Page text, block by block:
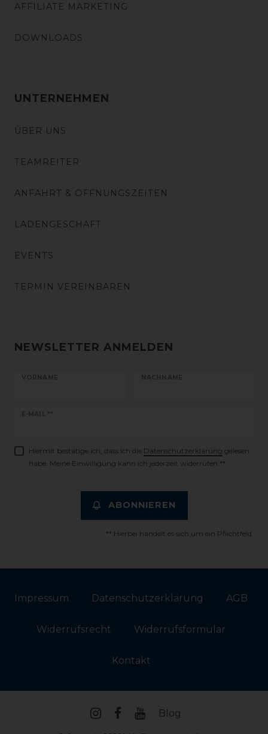
AFFILIATE MARKETING
DOWNLOADS
UNTERNEHMEN
ÜBER UNS
TEAMREITER
ANFAHRT & ÖFFNUNGSZEITEN
LADENGESCHÄFT
EVENTS
TERMIN VEREINBAREN
NEWSLETTER ANMELDEN
VORNAME NACHNAME
E-MAIL **
Newsletter
Hiermit bestätige ich, dass ich die Daten­schutz­erklärung gelesen
habe. Meine Einwilligung kann ich jederzeit widerrufen.**
ABONNIEREN
** Hierbei handelt es sich um ein Pflichtfeld.
Impressum Daten­schutz­erklärung AGB
Widerrufs­recht Widerrufs­formular
Kontakt
Blog